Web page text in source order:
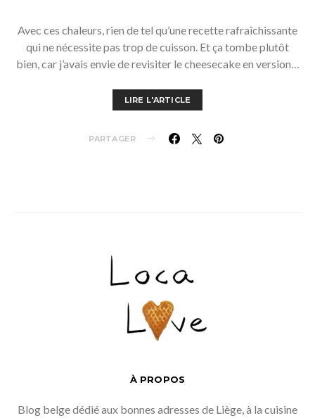
Avec ces chaleurs, rien de tel qu’une recette rafraîchissante
qui ne nécessite pas trop de cuisson. Et ça tombe plutôt
bien, car j’avais envie de revisiter le cheesecake en version…
LIRE L'ARTICLE
PARTAGER
À PROPOS
Blog belge dédié aux bonnes adresses de Liège, à la cuisine